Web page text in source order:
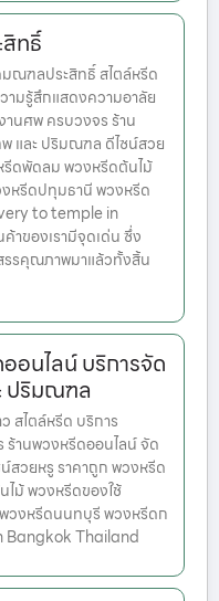
ทธิ์
ณฑลประสิทธิ์ สไตล์หรีด
มรู้สึกแสดงความอาลัย
นศพ ครบวงจร ร้าน
และ ปริมณฑล ดีไซน์สวย
รีดพัดลม พวงหรีดต้นไม้
หรีดปทุมธานี พวงหรีด
to temple in
าของเรามีจุดเด่น ซึ่ง
รรคุณภาพมาแล้วทั้งสิ้น
อนไลน์ บริการจัด
ปริมณฑล
สไตล์หรีด บริการ
านพวงหรีดออนไลน์ จัด
สวยหรู ราคาถูก พวงหรีด
ม้ พวงหรีดของใช้
วงหรีดนนทบุรี พวงหรีดก
Thailand